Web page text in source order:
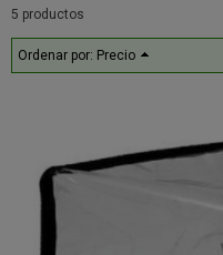
5 productos
Ordenar por: Precio